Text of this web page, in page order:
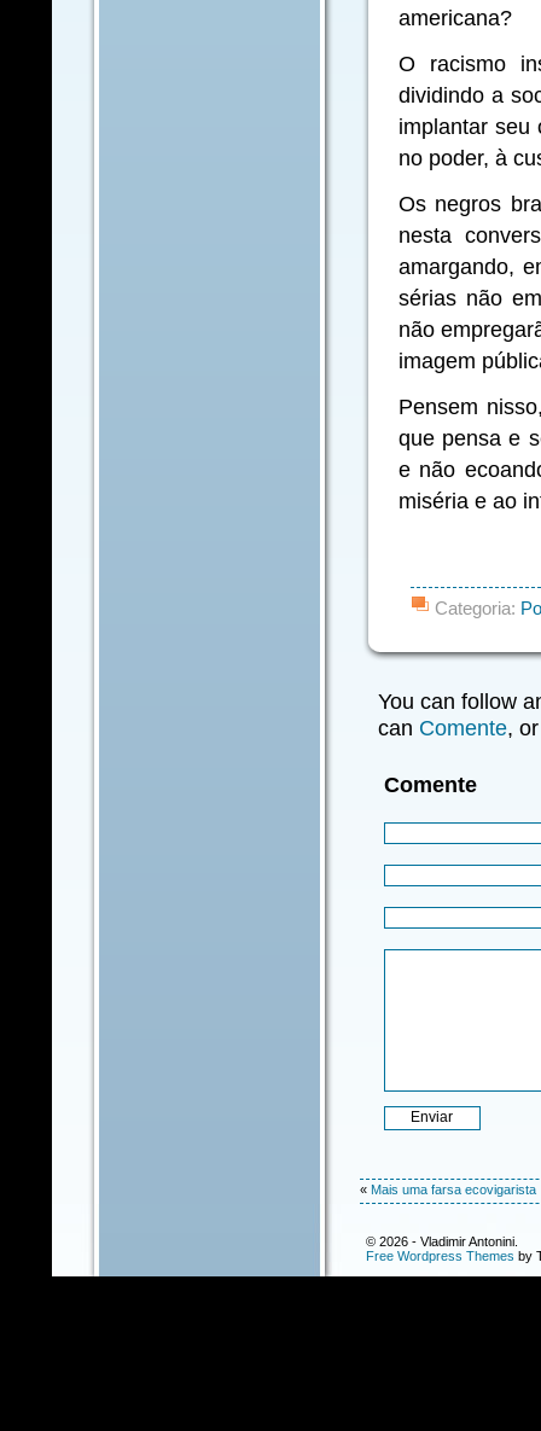
americana?
O racismo
dividindo a
implantar seu
no poder, à
Os negros
nesta
amargando,
sérias não
não
imagem
Pensem
que pensa e
e não
miséria e ao
Categoria:
You can follow
can Comente,
Comente
« Mais uma farsa ecovigarista
© 2026 - Vladimir Antonini.
Free Wordpress Themes by